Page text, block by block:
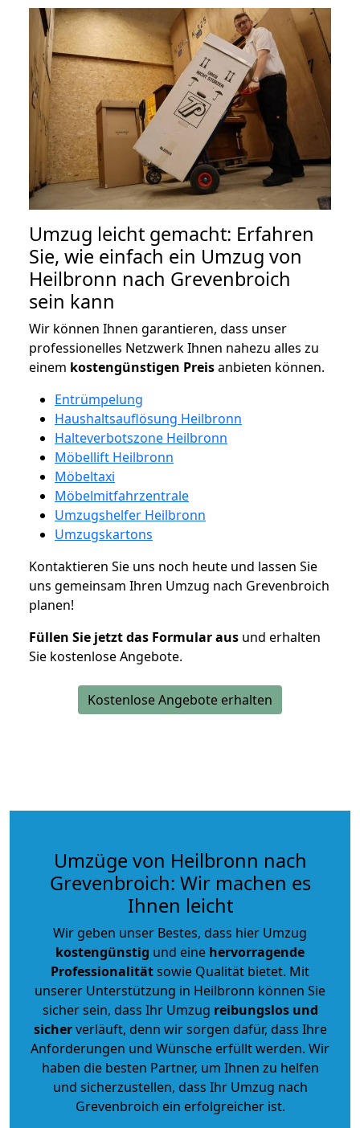
Umzug leicht gemacht: Erfahren
Sie, wie einfach ein Umzug von
Heilbronn nach Grevenbroich
sein kann
Wir können Ihnen garantieren, dass unser
professionelles Netzwerk Ihnen nahezu alles zu
einem kostengünstigen Preisanbieten können.
Entrümpelung
Haushaltsauflösung Heilbronn
Halteverbotszone Heilbronn
Möbellift Heilbronn
Möbeltaxi
Möbelmitfahrzentrale
Umzugshelfer Heilbronn
Umzugskartons
Kontaktieren Sie uns noch heute und lassen Sie
uns gemeinsam Ihren Umzug nach Grevenbroich
planen!
Füllen Sie jetzt das Formular aus und erhalten
Sie kostenlose Angebote.
Kostenlose Angebote erhalten
Umzüge von Heilbronn nach
Grevenbroich: Wir machen es
Ihnen leicht
Wir geben unser Bestes, dass hier Umzug
kostengünstig und eine hervorragende
Professionalitätsowie Qualität bietet. Mit
unserer Unterstützung in Heilbronn können Sie
sicher sein, dass Ihr Umzug reibungslos und
sicherverläuft, denn wir sorgen dafür, dass Ihre
Anforderungen und Wünsche erfüllt werden. Wir
haben die besten Partner, um Ihnen zu helfen
und sicherzustellen, dass Ihr Umzug nach
Grevenbroich ein erfolgreicher ist.